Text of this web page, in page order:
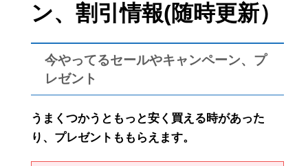
ン、割引情報(随時更新）
今やってるセールやキャンペーン、プ
レゼント
うまくつかうともっと安く買える時があった
り、プレゼントももらえます。